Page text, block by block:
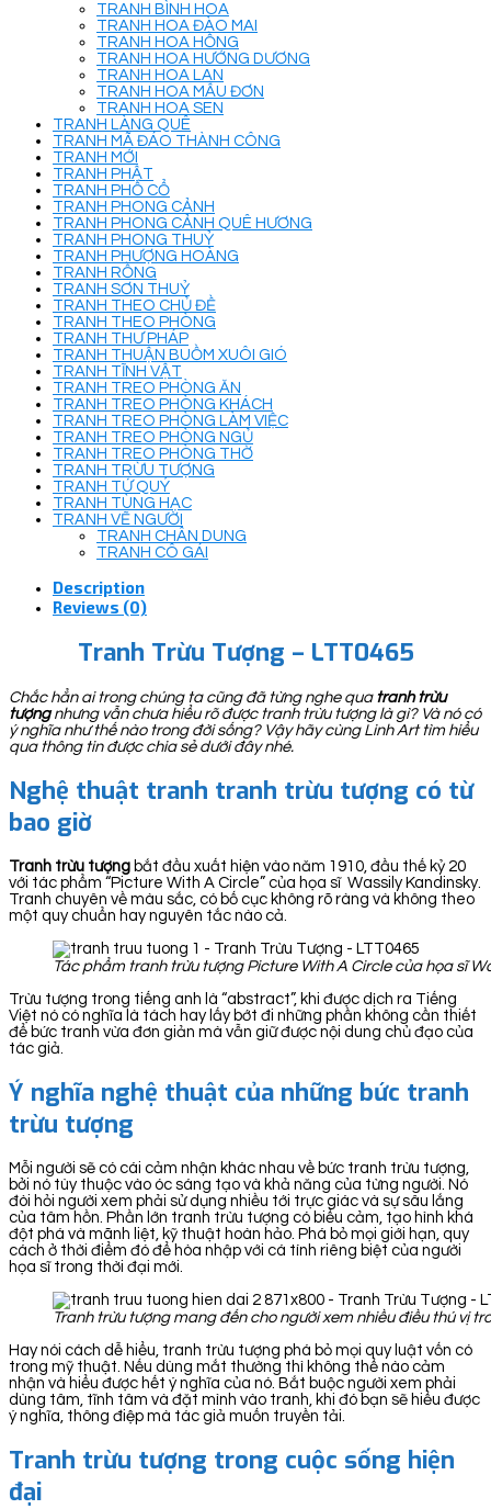
TRANH BÌNH HOA
TRANH HOA ĐÀO MAI
TRANH HOA HỒNG
TRANH HOA HƯỚNG DƯƠNG
TRANH HOA LAN
TRANH HOA MẪU ĐƠN
TRANH HOA SEN
TRANH LÀNG QUÊ
TRANH MÃ ĐÁO THÀNH CÔNG
TRANH MỚI
TRANH PHẬT
TRANH PHỐ CỔ
TRANH PHONG CẢNH
TRANH PHONG CẢNH QUÊ HƯƠNG
TRANH PHONG THUỶ
TRANH PHƯỢNG HOÀNG
TRANH RỒNG
TRANH SƠN THUỶ
TRANH THEO CHỦ ĐỀ
TRANH THEO PHÒNG
TRANH THƯ PHÁP
TRANH THUẬN BUỒM XUÔI GIÓ
TRANH TĨNH VẬT
TRANH TREO PHÒNG ĂN
TRANH TREO PHÒNG KHÁCH
TRANH TREO PHÒNG LÀM VIỆC
TRANH TREO PHÒNG NGỦ
TRANH TREO PHÒNG THỜ
TRANH TRỪU TƯỢNG
TRANH TỨ QUÝ
TRANH TÙNG HẠC
TRANH VẼ NGƯỜI
TRANH CHÂN DUNG
TRANH CÔ GÁI
Description
Reviews (0)
Tranh Trừu Tượng – LTT0465
Chắc hẳn ai trong chúng ta cũng đã từng nghe qua tranh trừu
tượngnhưng vẫn chưa hiểu rõ được tranh trừu tượng là gì? Và nó có
ý nghĩa như thế nào trong đời sống? Vậy hãy cùng Linh Art tìm hiểu
qua thông tin được chia sẻ dưới đây nhé.
Nghệ thuật tranh tranh trừu tượng có từ
bao giờ
Tranh trừu tượng bắt đầu xuất hiện vào năm 1910, đầu thế kỷ 20
với tác phẩm “Picture With A Circle” của họa sĩ Wassily Kandinsky.
Tranh chuyên về màu sắc, có bố cục không rõ ràng và không theo
một quy chuẩn hay nguyên tắc nào cả.
Tác phẩm tranh trừu tượng Picture With A Circle của họa sĩ
Trừu tượng trong tiếng anh là “abstract”, khi được dịch ra Tiếng
Việt nó có nghĩa là tách hay lấy bớt đi những phần không cần thiết
để bức tranh vừa đơn giản mà vẫn giữ được nội dung chủ đạo của
tác giả.
Ý nghĩa nghệ thuật của những bức tranh
trừu tượng
Mỗi người sẽ có cái cảm nhận khác nhau về bức tranh trừu tượng,
bởi nó tùy thuộc vào óc sáng tạo và khả năng của từng người. Nó
đòi hỏi người xem phải sử dụng nhiều tới trực giác và sự sâu lắng
của tâm hồn. Phần lớn tranh trừu tượng có biểu cảm, tạo hình khá
đột phá và mãnh liệt, kỹ thuật hoàn hảo. Phá bỏ mọi giới hạn, quy
cách ở thời điểm đó để hòa nhập với cá tính riêng biệt của người
họa sĩ trong thời đại mới.
Tranh trừu tượng mang đến cho người xem nhiều điều thú vị
Hay nói cách dễ hiểu, tranh trừu tượng phá bỏ mọi quy luật vốn có
trong mỹ thuật. Nếu dùng mắt thường thì không thể nào cảm
nhận và hiểu được hết ý nghĩa của nó. Bắt buộc người xem phải
dùng tâm, tĩnh tâm và đặt mình vào tranh, khi đó bạn sẽ hiểu được
ý nghĩa, thông điệp mà tác giả muốn truyền tải.
Tranh trừu tượng trong cuộc sống hiện
đại